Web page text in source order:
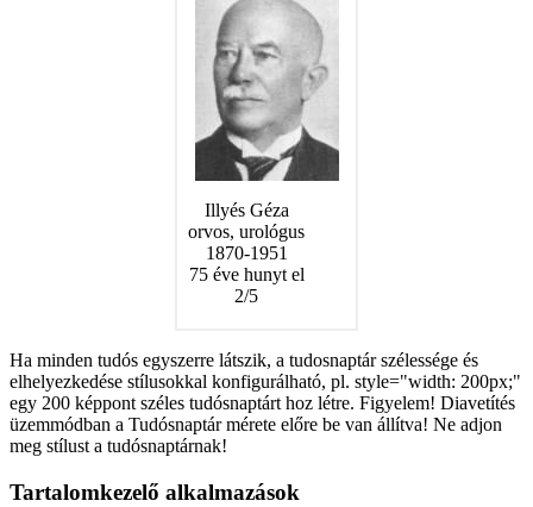
Illyés Géza
orvos, urológus
1870-1951
75 éve hunyt el
2/5
Ha minden tudós egyszerre látszik, a tudosnaptár szélessége és
elhelyezkedése stílusokkal konfigurálható, pl. style="width: 200px;"
egy 200 képpont széles tudósnaptárt hoz létre. Figyelem! Diavetítés
üzemmódban a Tudósnaptár mérete előre be van állítva! Ne adjon
meg stílust a tudósnaptárnak!
Tartalomkezelő alkalmazások